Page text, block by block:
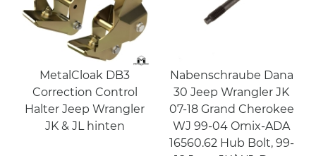
MetalCloak DB3
Correction Control
Halter Jeep Wrangler
JK & JL hinten
Nabenschraube Dana
30 Jeep Wrangler JK
07-18 Grand Cherokee
WJ 99-04 Omix-ADA
16560.62 Hub Bolt, 99-